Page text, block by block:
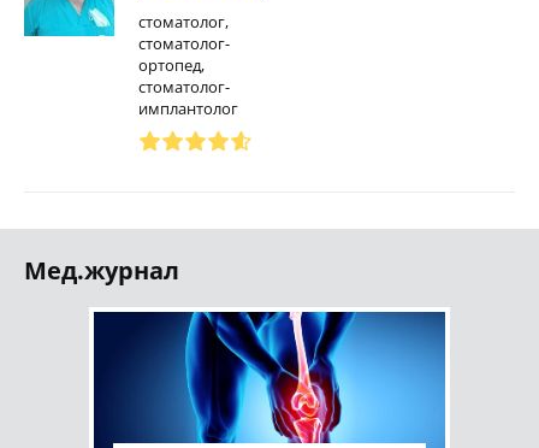
стоматолог,
стоматолог-
ортопед,
стоматолог-
имплантолог
Мед.журнал